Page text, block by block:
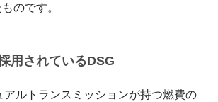
のです。
用されているDSG
アルトランスミッションが持つ燃費の